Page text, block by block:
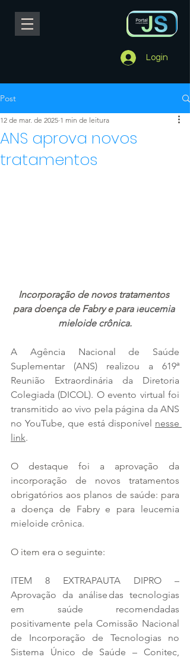
Login
Post
ANS aprova novos
tratamentos
12 de mar. de 2025 1 min de leitura
Incorporação de novos tratamentos
para doença de Fabry e para leucemia
mieloide crônica.
A Agência Nacional de Saúde
Suplementar (ANS) realizou a 619ª
Reunião Extraordinária da Diretoria
Colegiada (DICOL). O evento virtual foi
transmitido ao vivo pela página da ANS
no YouTube, que está disponível nesse
link.
O destaque foi a aprovação da
incorporação de novos tratamentos
obrigatórios aos planos de saúde: para
a doença de Fabry e para leucemia
mieloide crônica.
O item era o seguinte:
ITEM 8 EXTRAPAUTA DIPRO –
Aprovação da análise das tecnologias
em saúde recomendadas
positivamente pela Comissão Nacional
de Incorporação de Tecnologias no
Sistema Único de Saúde – Conitec,